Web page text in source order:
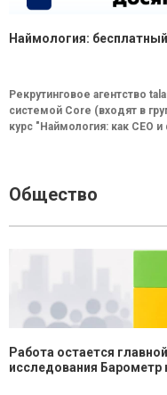
Наймология:
Рекрутинговое агентство
системой Core (входят в
курс "Наймология: как СEO
Общество
Работа остается
исследования Барометр